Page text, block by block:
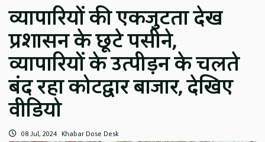
व्यापारियों की एकजुटता देख
प्रशासन के छूटे पसीने,
व्यापारियों के उत्पीड़न के चलते
बंद रहा कोटद्वार बाजार, देखिए
वीडियो
08 Jul, 2024 Khabar Dose Desk